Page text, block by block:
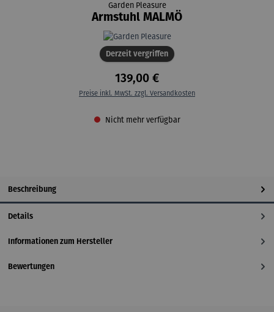
Garden Pleasure
Armstuhl MALMÖ
Derzeit vergriffen
139,00 €
Preise inkl. MwSt. zzgl. Versandkosten
Nicht mehr verfügbar
Beschreibung
Details
Informationen zum Hersteller
Bewertungen